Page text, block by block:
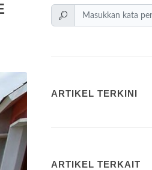
ARTIKEL TERKINI
ARTIKEL TERKAIT